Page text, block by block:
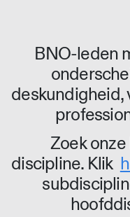
BNO-leden
deskundigheid,
Zoek
discipline. Klik